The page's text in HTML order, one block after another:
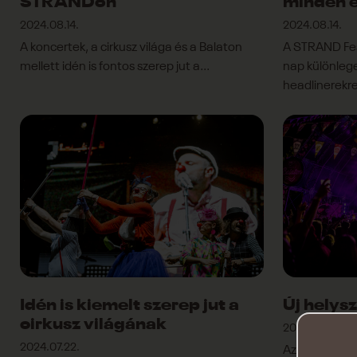
STRANDon
2024.08.14.
A koncertek, a cirkusz világa és a Balaton
mellett idén is fontos szerep jut a...
minden
2024.08.14.
A STRAND
nap
Idén is kiemelt szerep jut a
cirkusz világának
2024.07.22.
Új
2024.07.22.
Az esti